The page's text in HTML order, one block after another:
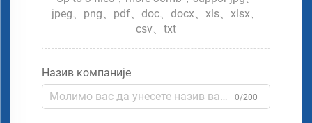
jpeg、png、pdf、doc、docx、xls、xlsx、
csv、txt
Назив компаније
0/200